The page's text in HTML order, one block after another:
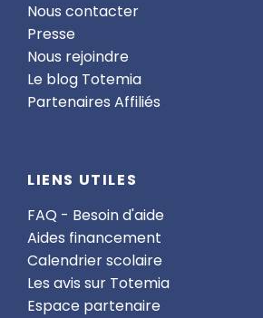
Nous contacter
Presse
Nous rejoindre
Le blog Totemia
Partenaires Affiliés
LIENS UTILES
FAQ - Besoin d'aide
Aides financement
Calendrier scolaire
Les avis sur Totemia
Espace partenaire